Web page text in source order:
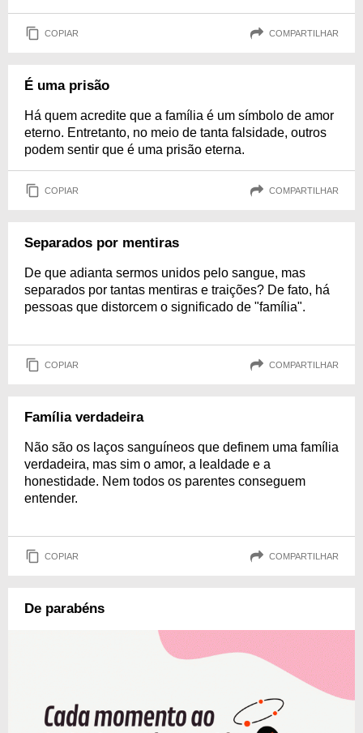
COPIAR COMPARTILHAR
É uma prisão
Há quem acredite que a família é um símbolo de amor
eterno. Entretanto, no meio de tanta falsidade, outros
podem sentir que é uma prisão eterna.
COPIAR COMPARTILHAR
Separados por mentiras
De que adianta sermos unidos pelo sangue, mas
separados por tantas mentiras e traições? De fato, há
pessoas que distorcem o significado de "família".
COPIAR COMPARTILHAR
Família verdadeira
Não são os laços sanguíneos que definem uma família
verdadeira, mas sim o amor, a lealdade e a
honestidade. Nem todos os parentes conseguem
entender.
COPIAR COMPARTILHAR
De parabéns